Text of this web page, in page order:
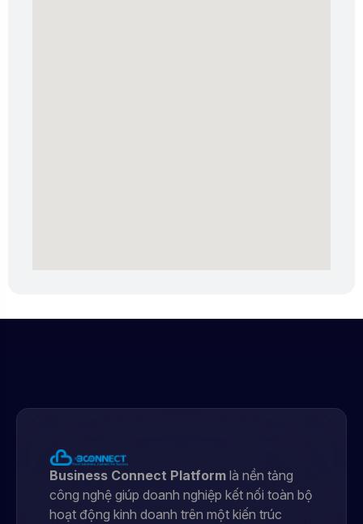
Business Connect Platform là nền tảng
công nghệ giúp doanh nghiệp kết nối toàn bộ
hoạt động kinh doanh trên một kiến trúc